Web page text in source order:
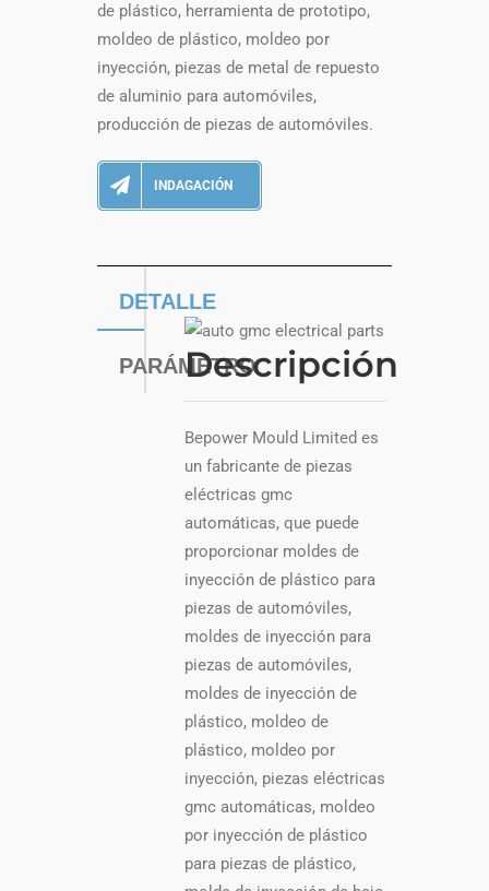
de plástico, herramienta de prototipo,
moldeo de plástico, moldeo por
inyección, piezas de metal de repuesto
de aluminio para automóviles,
producción de piezas de automóviles.
INDAGACIÓN
DETALLE
PARÁMETRO
Descripción
Bepower Mould Limited es
un fabricante de piezas
eléctricas gmc
automáticas, que puede
proporcionar moldes de
inyección de plástico para
piezas de automóviles,
moldes de inyección para
piezas de automóviles,
moldes de inyección de
plástico, moldeo de
plástico, moldeo por
inyección, piezas eléctricas
gmc automáticas, moldeo
por inyección de plástico
para piezas de plástico,